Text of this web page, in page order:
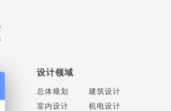
设计领域
总体规划
建筑设计
室内设计
机电设计